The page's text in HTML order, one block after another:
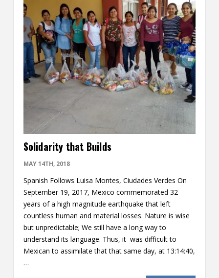
Solidarity that Builds
MAY 14TH, 2018
Spanish Follows Luisa Montes, Ciudades Verdes On
September 19, 2017, Mexico commemorated 32
years of a high magnitude earthquake that left
countless human and material losses. Nature is wise
but unpredictable; We still have a long way to
understand its language. Thus, it was difficult to
Mexican to assimilate that that same day, at 13:14:40,
…